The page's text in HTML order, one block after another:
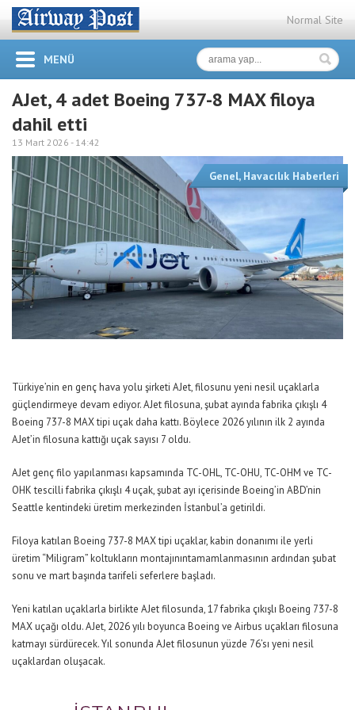
Normal Site
MENÜ
AJet, 4 adet Boeing 737-8 MAX filoya
dahil etti
13 Mart 2026 - 14:42
Genel, Havacılık Haberleri
Türkiye’nin en genç hava yolu şirketi AJet, filosunu yeni nesiluçaklarla
güçlendirmeye devam ediyor.AJet filosuna,şubat ayındafabrika çıkışlı 4
Boeing 737-8 MAX tipi uçak daha kattı. Böylece 2026 yılının ilk 2 ayında
AJet’in filosuna kattığı uçak sayısı 7 oldu.
AJet genç filo yapılanması kapsamında TC-OHL, TC-OHU, TC-OHM ve TC-
OHKtescilli fabrika çıkışlı 4uçak,şubat ayı içerisinde Boeing’in ABD’nin
Seattle kentindeki üretim merkezinden İstanbul’a getirildi.
Filoya katılan Boeing 737-8 MAX tipi uçaklar,kabin donanımı ile yerli
üretim “Miligram” koltukların montajınıntamamlanmasının ardından şubat
sonu ve mart başındatarifeli seferlere başladı.
Yeni katılan uçaklarla birlikte AJet filosunda,17fabrika çıkışlı Boeing 737-8
MAX uçağı oldu. AJet, 2026 yılı boyunca Boeing ve Airbus uçakları filosuna
katmayı sürdürecek.Yıl sonunda AJet filosunun yüzde 76’sı yeni nesil
uçaklardan oluşacak.